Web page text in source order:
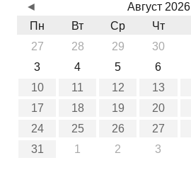
Август 2026
Пн
Вт Ср Чт
27
28 29 30
3
4 5 6
10
11 12 13
17
18 19 20
24
25 26 27
31
1 2 3
◄